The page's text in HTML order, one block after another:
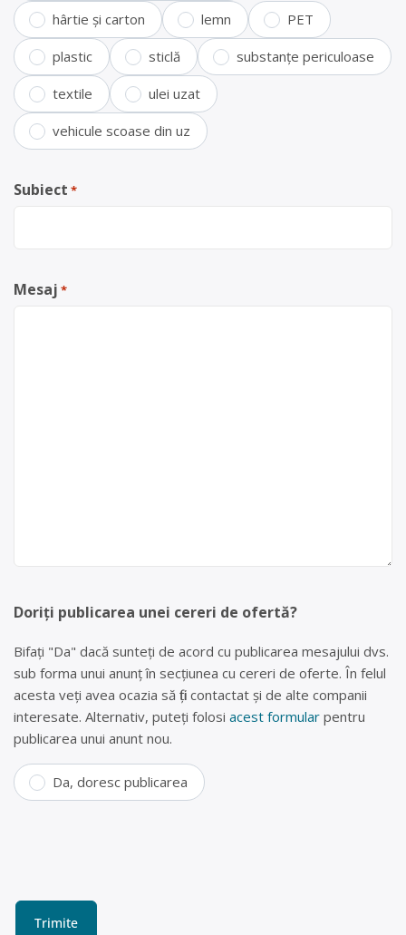
hârtie și carton lemn PET
plastic sticlă substanțe periculoase
textile ulei uzat
vehicule scoase din uz
Subiect *
Mesaj *
Doriți publicarea unei cereri de ofertă?
Bifați "Da" dacă sunteți de acord cu publicarea mesajului dvs.
sub forma unui anunț în secțiunea cu cereri de oferte. În felul
acesta veți avea ocazia să fiți contactat și de alte companii
interesate. Alternativ, puteți folosi acest formular pentru
publicarea unui anunt nou.
Da, doresc publicarea